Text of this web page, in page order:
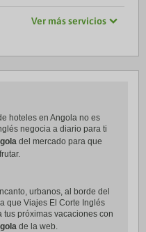
Ver más servicios
hoteles en Angola no es
negocia a diario para ti
del mercado para que
urbanos, al borde del
que Viajes El Corte Inglés
próximas vacaciones con
de la web.